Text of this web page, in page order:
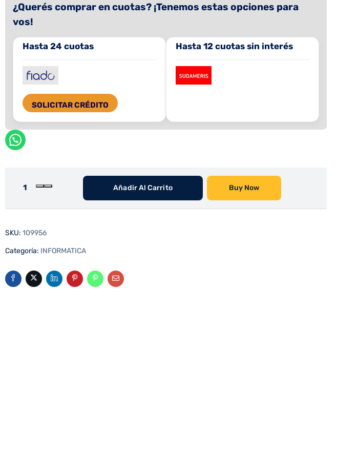
¿Querés comprar en cuotas? ¡Tenemos estas opciones para
vos!
Hasta 24 cuotas
SOLICITAR CRÉDITO
Hasta 12 cuotas sin interés
Añadir Al Carrito Buy Now
SKU: 109956
Categoría: INFORMATICA